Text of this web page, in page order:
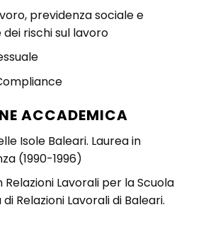
previdenza sociale e
rischi sul lavoro
ACCADEMICA
Isole Baleari. Laurea in
(1990-1996)
Lavorali per la Scuola
Relazioni Lavorali di Baleari.